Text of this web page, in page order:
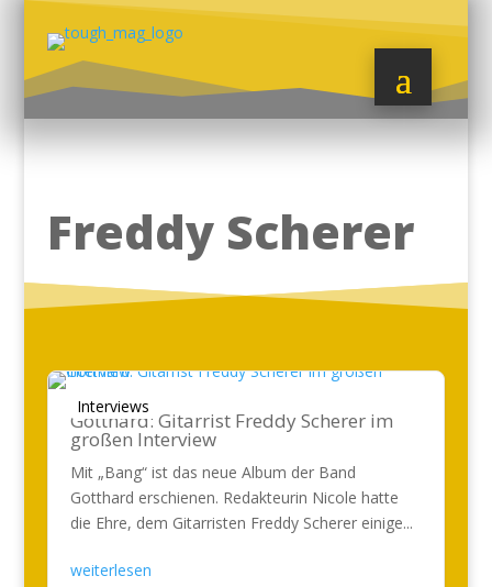
Freddy Scherer
Interviews
Gotthard: Gitarrist Freddy Scherer im
großen Interview
Mit „Bang“ ist das neue Album der Band
Gotthard erschienen. Redakteurin Nicole hatte
die Ehre, dem Gitarristen Freddy Scherer einige...
weiterlesen